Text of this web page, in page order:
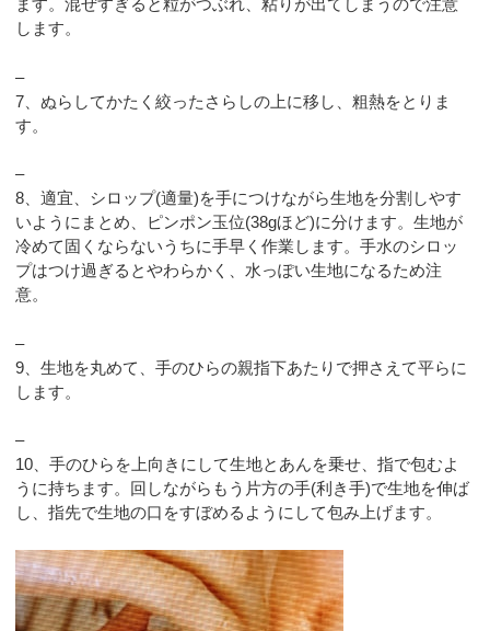
ます。混ぜすぎると粒がつぶれ、粘りが出てしまうので注意
します。
–
7、ぬらしてかたく絞ったさらしの上に移し、粗熱をとりま
す。
–
8、適宜、シロップ(適量)を手につけながら生地を分割しやす
いようにまとめ、ピンポン玉位(38gほど)に分けます。生地が
冷めて固くならないうちに手早く作業します。手水のシロッ
プはつけ過ぎるとやわらかく、水っぽい生地になるため注
意。
–
9、生地を丸めて、手のひらの親指下あたりで押さえて平らに
します。
–
10、手のひらを上向きにして生地とあんを乗せ、指で包むよ
うに持ちます。回しながらもう片方の手(利き手)で生地を伸ば
し、指先で生地の口をすぼめるようにして包み上げます。